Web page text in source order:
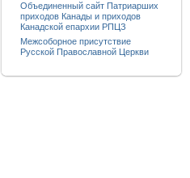
Объединенный сайт Патриарших
приходов Канады и приходов
Канадской епархии РПЦЗ
Межсоборное присутствие
Русской Православной Церкви